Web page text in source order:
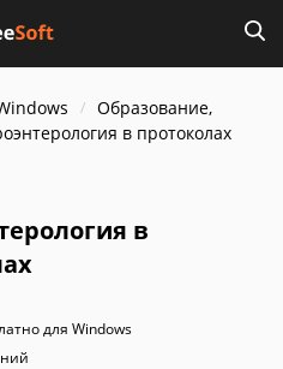
Образование,
в протоколах
в
для Windows